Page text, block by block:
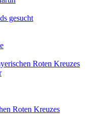
gesucht
Roten Kreuzes
Roten Kreuzes